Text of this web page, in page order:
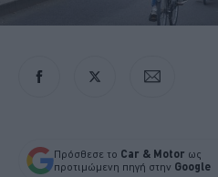
Πρόσθεσε το Car & Motor ως
προτιμώμενη πηγή στην Google